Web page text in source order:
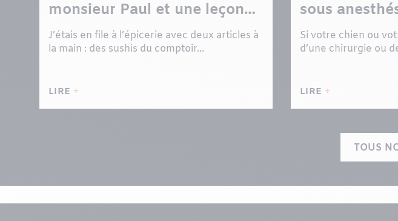
monsieur Paul et une leçon
de vie dans une file d’attente
J’étais en file à l’épicerie avec deux articles à
la main : des sushis du comptoir...
LIRE
sous
Si votre chien ou
d’une chirurgie ou
LIRE
TOUS